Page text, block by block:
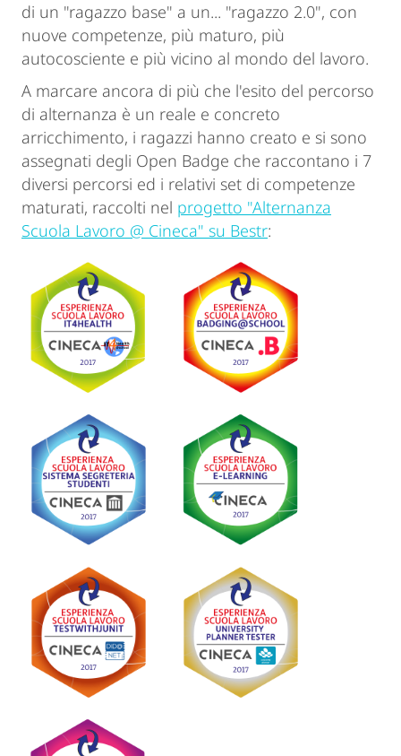
di un "ragazzo base" a un... "ragazzo 2.0", con
nuove competenze, più maturo, più
autocosciente e più vicino al mondo del lavoro.
A marcare ancora di più che l'esito del percorso
di alternanza è un reale e concreto
arricchimento, i ragazzi hanno creato e si sono
assegnati degli Open Badge che raccontano i 7
diversi percorsi ed i relativi set di competenze
maturati, raccolti nel progetto "Alternanza
Scuola Lavoro @ Cineca" su Bestr: